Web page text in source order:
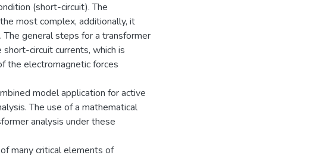
(short-circuit). The
most complex, additionally, it
general steps for a transformer
circuit currents, which is
the electromagnetic forces
model application for active
The use of a mathematical
analysis under these
many critical elements of